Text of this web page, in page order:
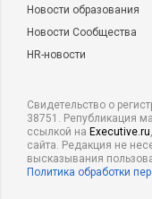
Новости образования
Новости Сообщества
HR-новости
Свидетельство о
38751. Републикация
ссылкой на Executive.ru
сайта. Редакция не
высказывания
Политика обработки